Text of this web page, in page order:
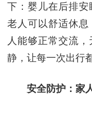
下：婴儿在后排安
老人可以舒适休
人能够正常交流
静，让每一次出行
安全防护：家人